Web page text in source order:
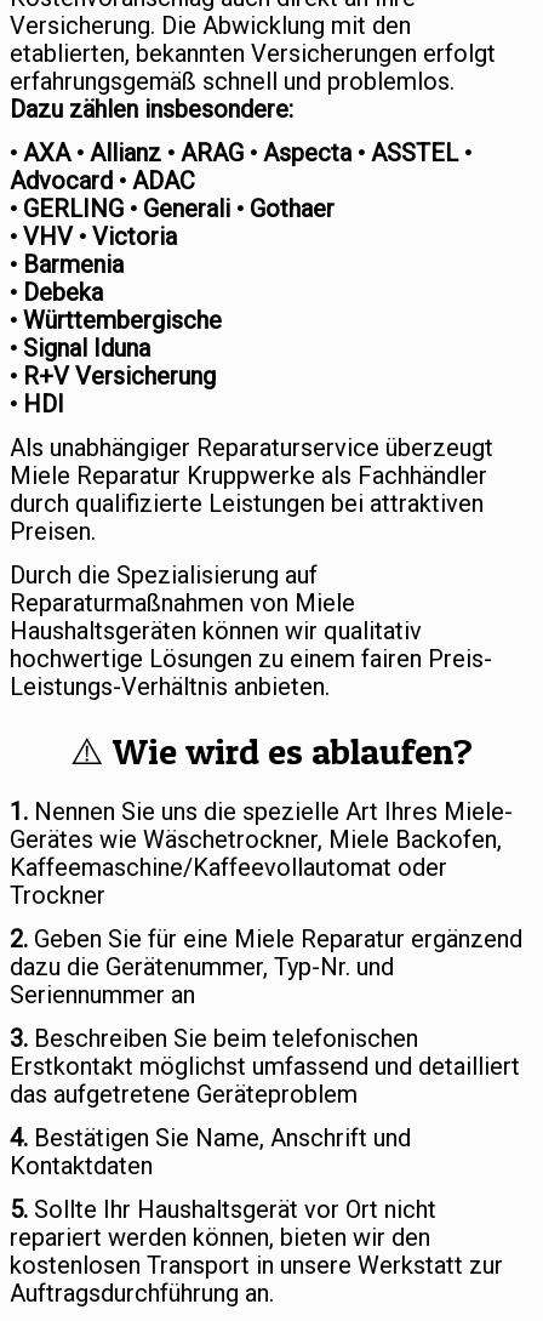
Versicherung. Die Abwicklung mit den
etablierten, bekannten Versicherungen erfolgt
erfahrungsgemäß schnell und problemlos.
Dazu zählen insbesondere:
• AXA • Allianz • ARAG • Aspecta • ASSTEL •
Advocard • ADAC
• GERLING • Generali • Gothaer
• VHV • Victoria
• Barmenia
• Debeka
• Württembergische
• Signal Iduna
• R+V Versicherung
• HDI
Als unabhängiger Reparaturservice überzeugt
Miele Reparatur Kruppwerke als Fachhändler
durch qualifizierte Leistungen bei attraktiven
Preisen.
Durch die Spezialisierung auf
Reparaturmaßnahmen von Miele
Haushaltsgeräten können wir qualitativ
hochwertige Lösungen zu einem fairen Preis-
Leistungs-Verhältnis anbieten.
⚠️ Wie wird es ablaufen?
1. Nennen Sie uns die spezielle Art Ihres Miele-
Gerätes wie Wäschetrockner, Miele Backofen,
Kaffeemaschine/Kaffeevollautomat oder
Trockner
2. Geben Sie für eine Miele Reparatur ergänzend
dazu die Gerätenummer, Typ-Nr. und
Seriennummer an
3. Beschreiben Sie beim telefonischen
Erstkontakt möglichst umfassend und detailliert
das aufgetretene Geräteproblem
4. Bestätigen Sie Name, Anschrift und
Kontaktdaten
5. Sollte Ihr Haushaltsgerät vor Ort nicht
repariert werden können, bieten wir den
kostenlosen Transport in unsere Werkstatt zur
Auftragsdurchführung an.